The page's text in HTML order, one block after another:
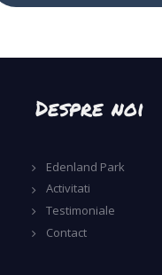
Despre noi
Edenland Park
Activitati
Testimoniale
Contact